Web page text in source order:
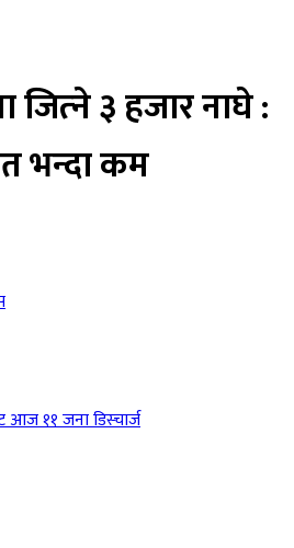
जित्‍ने ३ हजार नाघे :
भन्दा कम